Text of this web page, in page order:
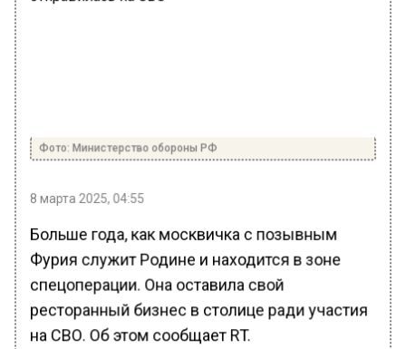
Фото: Министерство обороны РФ
8 марта 2025, 04:55
Больше года, как москвичка с позывным
Фурия служит Родине и находится в зоне
спецоперации. Она оставила свой
ресторанный бизнес в столице ради участия
на СВО. Об этом сообщает RT.